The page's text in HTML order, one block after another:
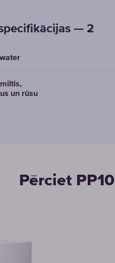
— 2
un rūsu
Pērciet